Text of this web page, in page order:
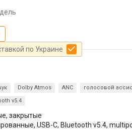
по Украине
Dolby Atmos ANC
голосовой
v5.4
закрытые
USB-C, Bluetooth v5.4,